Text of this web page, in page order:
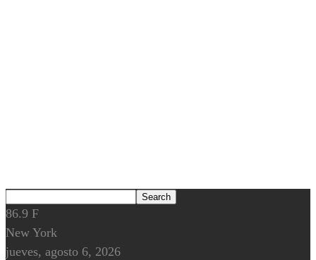
86.9 F
New York
jueves, agosto 6, 2026